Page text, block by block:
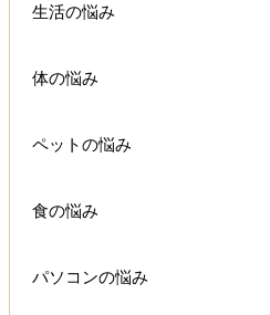
生活の悩み
体の悩み
ペットの悩み
食の悩み
パソコンの悩み